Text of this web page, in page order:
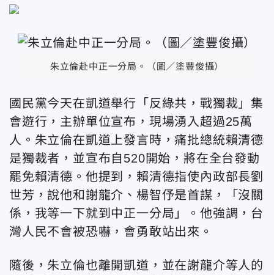
朱立倫赴中正一分局。（圖／塗豐俊攝）
國民黨今天在凱道舉行「反綠共，戰獨裁」集
會遊行，主辦單位宣布，現場湧入超過25萬
人。朱立倫在凱道上發言時，痛批總統賴清德
是獨裁者，並宣布自520開始，將在全台發動
罷免賴清德。他提到，賴清德指使內政部長劉
世芳，說他和謝龍介、楊智伃是首謀，「沒關
係，我等一下就到中正一分局」。他強調，台
灣人民不會被恐嚇，會勇敢站出來。
隨後，朱立倫也離開凱道，並在謝龍介等人的